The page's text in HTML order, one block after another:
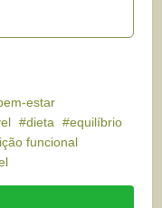
estar
dieta
equilíbrio
funcional